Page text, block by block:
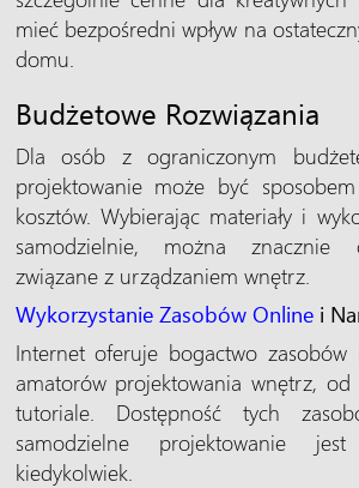
mieć bezpośredni wpływ na
domu.
Budżetowe Rozwiązania
Dla osób z ograniczonym
projektowanie może być
kosztów. Wybierając materiały i
samodzielnie, można znacznie
związane z urządzaniem wnętrz.
Wykorzystanie Zasobów Online i
Internet oferuje bogactwo
amatorów projektowania wnętrz,
tutoriale. Dostępność tych
samodzielne projektowanie
kiedykolwiek.